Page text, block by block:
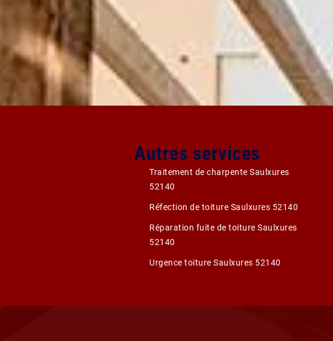
Autres services
Traitement de charpente Saulxures
52140
Réfection de toiture Saulxures 52140
Réparation fuite de toiture Saulxures
52140
Urgence toiture Saulxures 52140